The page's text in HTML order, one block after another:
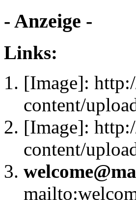
- Anzeige -
Links:
[Image]:
content/
[Image]:
content/